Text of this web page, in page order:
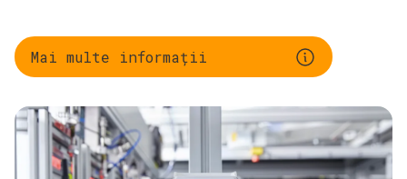
Mai multe informații